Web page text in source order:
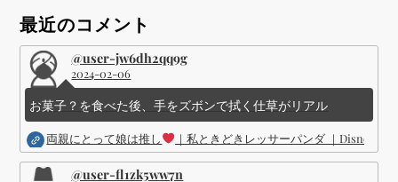
ョ
ン
最近のコメント
@user-jw6dh2qq9g
2024-02-06
お菓子？を食べた後、手をズボンで拭く仕草がリアル
両親にとって娘は推し ｜私ときどきレッサーパンダ ｜Disney (
@user-fl1zk5ww7n